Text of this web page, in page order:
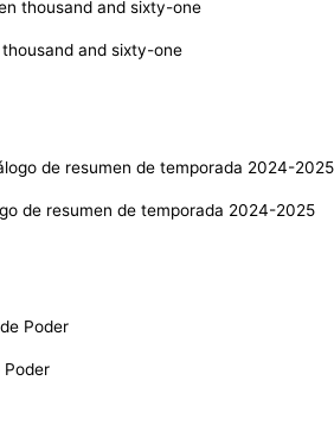
and sixty-one
de resumen de temporada 2024-2025
Poder